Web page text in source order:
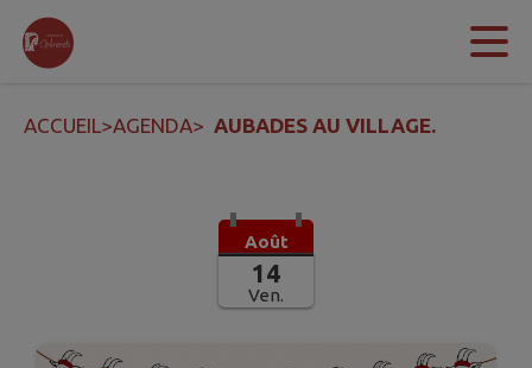
Contenu
ACCUEIL>AGENDA> AUBADES AU VILLAGE.
Août
14
Ven.